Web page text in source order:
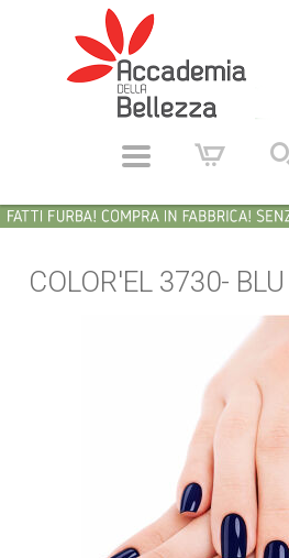
COLOR'EL 3730-